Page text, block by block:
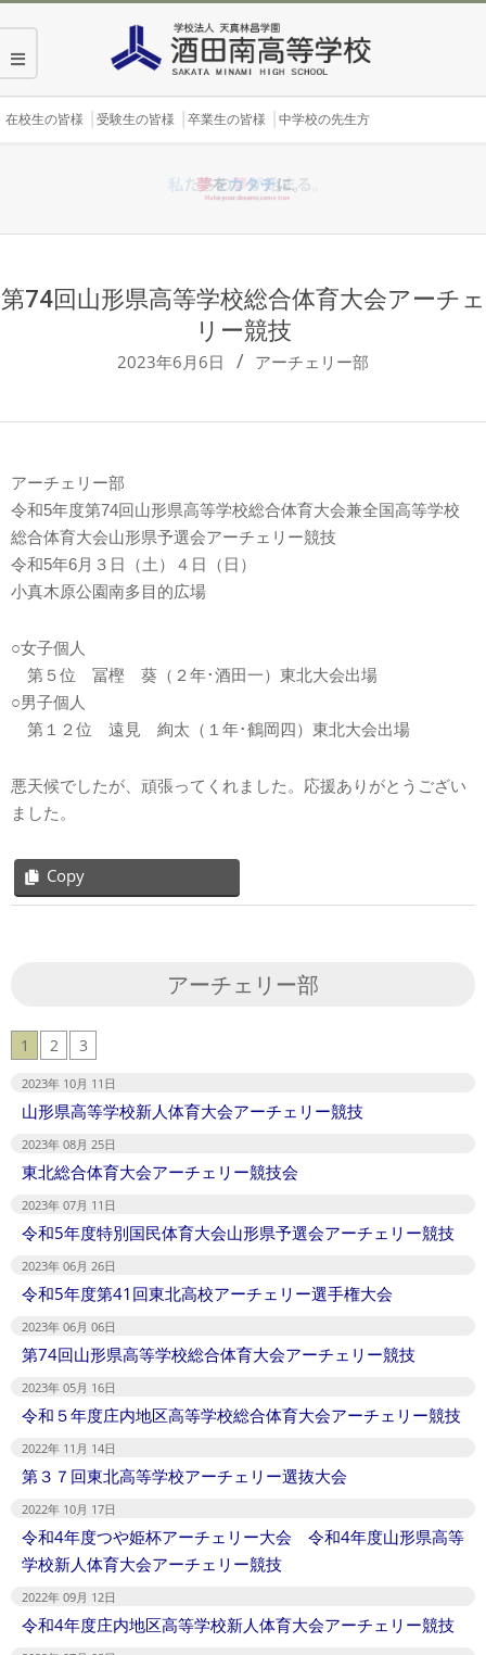
content
Secondary
在校生の皆様 受験生の皆様 卒業生の皆様 中学校の先生方
第74回山形県高等学校総合体育大会アーチェ
リー競技
2023年6月6日 アーチェリー部
アーチェリー部
令和5年度第74回山形県高等学校総合体育大会兼全国高等学校
総合体育大会山形県予選会アーチェリー競技
令和5年6月３日（土）４日（日）
小真木原公園南多目的広場
○女子個人
第５位 冨樫 葵（２年･酒田一）東北大会出場
○男子個人
第１２位 遠見 絢太（１年･鶴岡四）東北大会出場
悪天候でしたが、頑張ってくれました。応援ありがとうござい
ました。
Copy
アーチェリー部
1 2 3
2023年 10月 11日
山形県高等学校新人体育大会アーチェリー競技
2023年 08月 25日
東北総合体育大会アーチェリー競技会
2023年 07月 11日
令和5年度特別国民体育大会山形県予選会アーチェリー競技
2023年 06月 26日
令和5年度第41回東北高校アーチェリー選手権大会
2023年 06月 06日
第74回山形県高等学校総合体育大会アーチェリー競技
2023年 05月 16日
令和５年度庄内地区高等学校総合体育大会アーチェリー競技
2022年 11月 14日
第３７回東北高等学校アーチェリー選抜大会
2022年 10月 17日
令和4年度つや姫杯アーチェリー大会 令和4年度山形県高等
学校新人体育大会アーチェリー競技
2022年 09月 12日
令和4年度庄内地区高等学校新人体育大会アーチェリー競技